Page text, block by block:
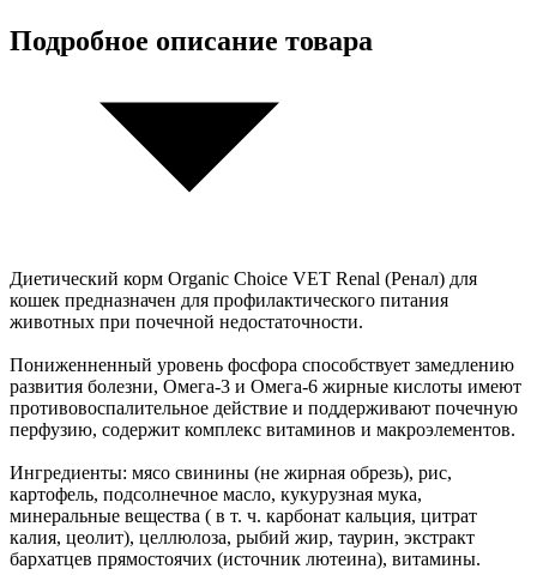
Подробное описание товара
Диетический корм Organic Сhoice VET Renal (Ренал) для
кошек предназначен для профилактического питания
животных при почечной недостаточности.
Пониженненный уровень фосфора способствует замедлению
развития болезни, Омега-3 и Омега-6 жирные кислоты имеют
противовоспалительное действие и поддерживают почечную
перфузию, содержит комплекс витаминов и макроэлементов.
Ингредиенты: мясо свинины (не жирная обрезь), рис,
картофель, подсолнечное масло, кукурузная мука,
минеральные вещества ( в т. ч. карбонат кальция, цитрат
калия, цеолит), целлюлоза, рыбий жир, таурин, экстракт
бархатцев прямостоячих (источник лютеина), витамины.